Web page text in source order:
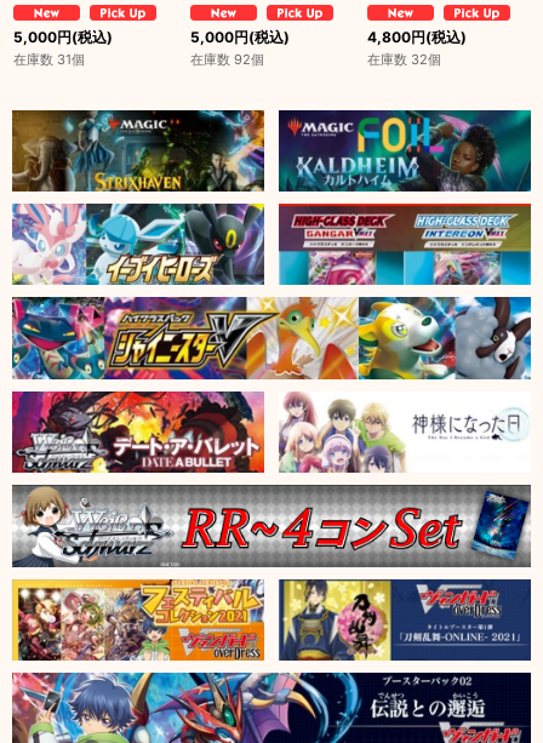
5,000円(税込)
在庫数 31個
5,000円(税込)
在庫数 92個
4,800円(税込)
在庫数 32個